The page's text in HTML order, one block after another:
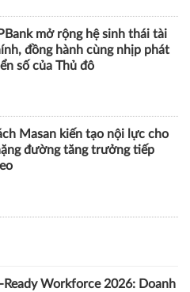
mở rộng hệ sinh thái tài
đồng hành cùng nhịp phát
số của Thủ đô
Masan kiến tạo nội lực cho
đường tăng trưởng tiếp
Ready Workforce 2026: Doanh